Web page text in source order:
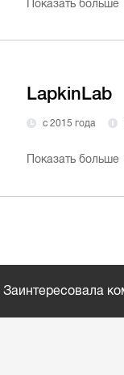
Показать больше
LapkinLab
с 2015 года
Показать больше
Заинтересовала